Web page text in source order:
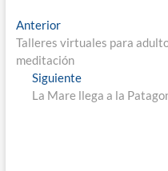
Navegación
de
entradas
AnteriorEntrada
anterior:
Talleres virtuales para
meditación
SiguienteEntrada
siguiente:
La Mare llega a la